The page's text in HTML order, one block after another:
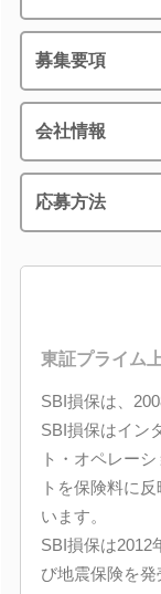
募集要項
会社情報
応募方法
東証プライム
SBI損保は、
SBI損保はイン
ト・オペレー
トを保険料に
います。
SBI損保は2012
び地震保険を